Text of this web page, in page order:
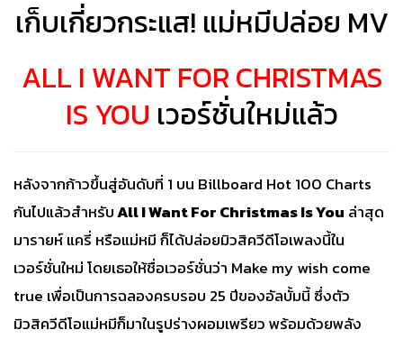
เก็บเกี่ยวกระแส! แม่หมีปล่อย MV
ALL I WANT FOR CHRISTMAS
IS YOU เวอร์ชั่นใหม่แล้ว
หลังจากก้าวขึ้นสู่อันดับที่ 1 บน Billboard Hot 100 Charts
กันไปแล้วสำหรับAll I Want For Christmas Is You ล่าสุด
มารายห์ แครี่ หรือแม่หมี ก็ได้ปล่อยมิวสิควีดีโอเพลงนี้ใน
เวอร์ชั่นใหม่ โดยเธอให้ชื่อเวอร์ชั่นว่า Make my wish come
true เพื่อเป็นการฉลองครบรอบ 25 ปีของอัลบั้มนี้ ซึ่งตัว
มิวสิควีดีโอแม่หมีก็มาในรูปร่างผอมเพรียว พร้อมด้วยพลัง